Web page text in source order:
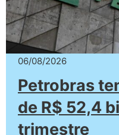
06/08/2026
Petrobras
de R$ 52,4
trimestre